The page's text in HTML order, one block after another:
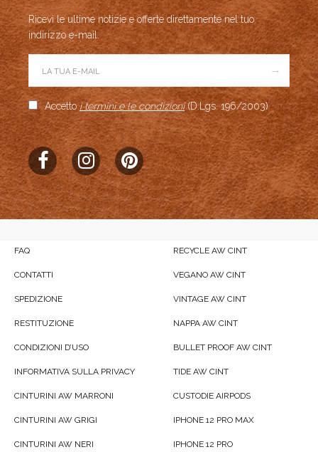
Ricevi le ultime notizie e offerte direttamente nel tuo
indirizzo e-mail.
→
Accetto i termini e le condizioni(D.Lgs. 196/2003)
FAQ
CONTATTI
SPEDIZIONE
RESTITUZIONE
CONDIZIONI D’USO
INFORMATIVA SULLA PRIVACY
CINTURINI AW MARRONI
CINTURINI AW GRIGI
CINTURINI AW NERI
RECYCLE AW CINT
VEGANO AW CINT
VINTAGE AW CINT
NAPPA AW CINT
BULLET PROOF AW CINT
TIDE AW CINT
CUSTODIE AIRPODS
IPHONE 12 PRO MAX
IPHONE 12 PRO